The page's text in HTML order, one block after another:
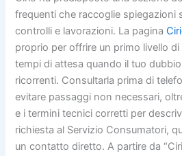
frequenti che raccoglie spiegazioni
controlli e lavorazioni. La pagina
proprio per offrire un primo livello
tempi di attesa quando il tuo
ricorrenti. Consultarla prima di
evitare passaggi non necessari,
e i termini tecnici corretti per
richiesta al Servizio Consumatori,
un contatto diretto. A partire da